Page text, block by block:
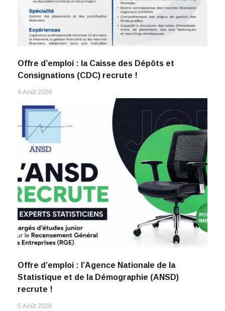
Offre d’emploi : la Caisse des Dépôts et
Consignations (CDC) recrute !
6 Août 2026
Offre d’emploi : l’Agence Nationale de la
Statistique et de la Démographie (ANSD)
recrute !
5 Août 2026